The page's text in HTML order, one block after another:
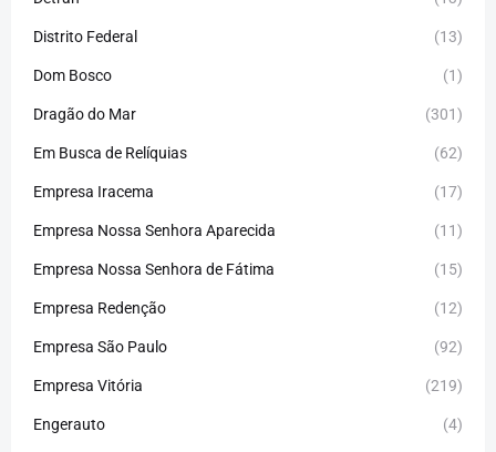
Distrito Federal (13)
Dom Bosco (1)
Dragão do Mar (301)
Em Busca de Relíquias (62)
Empresa Iracema (17)
Empresa Nossa Senhora Aparecida (11)
Empresa Nossa Senhora de Fátima (15)
Empresa Redenção (12)
Empresa São Paulo (92)
Empresa Vitória (219)
Engerauto (4)